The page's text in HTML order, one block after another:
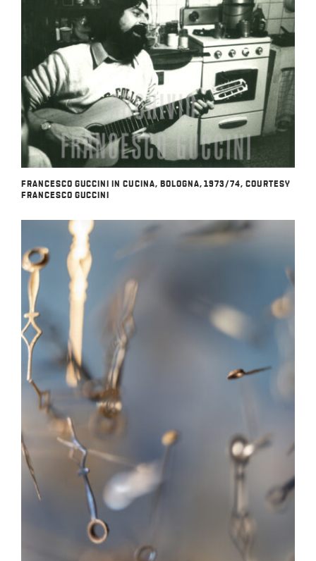
PRESS
ENGLISH
FRANCESCO GUCCINI IN CUCINA, BOLOGNA, 1973/74, COURTESY
FRANCESCO GUCCINI